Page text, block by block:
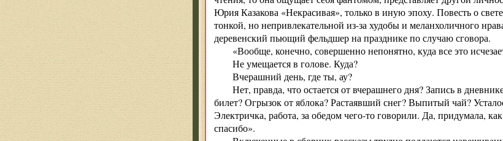
Юрия Казакова «Некрасивая», только в иную эпоху. Повесть о
тонкой, но непривлекательной из-за худобы и меланхоличного
деревенский пьющий фельдшер на празднике по случаю сговора.
«Вообще, конечно, совершенно непонятно, куда все это
Не умещается в голове. Куда?
Вчерашний день, где ты, ау?
Нет, правда, что остается от вчерашнего дня? Запись в
билет? Огрызок от яблока? Растаявший снег? Выпитый чай?
Электричка, работа, за обедом чего-то говорили. Да, придумала,
спасибо».